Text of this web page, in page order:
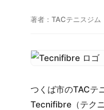
著者：TACテニスジム
つくば市のTACテ
Tecnifibre（テク